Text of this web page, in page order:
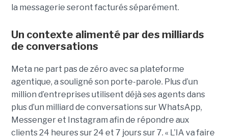
la messagerie seront facturés séparément.
Un contexte alimenté par des milliards
de conversations
Meta ne part pas de zéro avec sa plateforme
agentique, a souligné son porte-parole. Plus d’un
million d’entreprises utilisent déjà ses agents dans
plus d’un milliard de conversations sur WhatsApp,
Messenger et Instagram afin de répondre aux
clients 24 heures sur 24 et 7 jours sur 7. « L’IA va faire